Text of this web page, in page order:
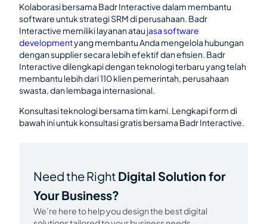
Kolaborasi bersama Badr Interactive dalam membantu
software untuk strategi SRM di perusahaan. Badr
Interactive memiliki layanan atau jasa software
developmentyang membantu Anda mengelola hubungan
dengan supplier secara lebih efektif dan efisien. Badr
Interactive dilengkapi dengan teknologi terbaru yang telah
membantu lebih dari 110 klien pemerintah, perusahaan
swasta, dan lembaga internasional.
Konsultasi teknologi bersama tim kami. Lengkapi form di
bawah ini untuk konsultasi gratis bersama Badr Interactive.
Need the Right Digital Solution for
Your Business?
We’re here to help you design the best digital